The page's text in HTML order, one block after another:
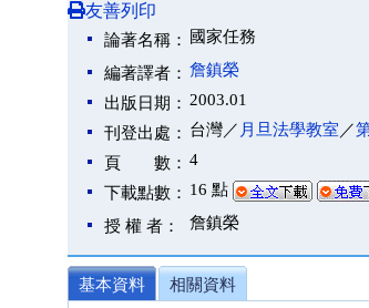
友善列印
論著名稱： 國家任務
編著譯者： 詹鎮榮
出版日期： 2003.01
刊登出處： 台灣／ 月旦法學教室 ／
頁 數： 4
下載點數： 16 點
授 權 者：
詹鎮榮
基本資料
相關資料